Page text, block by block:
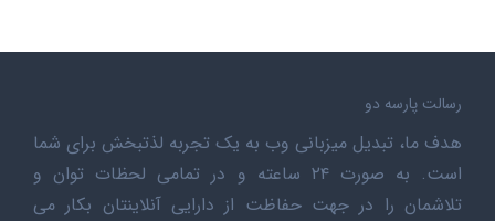
رسالت پارسه دو
هدف ما، تبدیل میزبانی وب به یک تجربه لذتبخش برای شما
است. به صورت ۲۴ ساعته و در تمامی لحظات توان و
تلاشمان را در جهت حفاظت از دارایی آنلاینتان بکار می